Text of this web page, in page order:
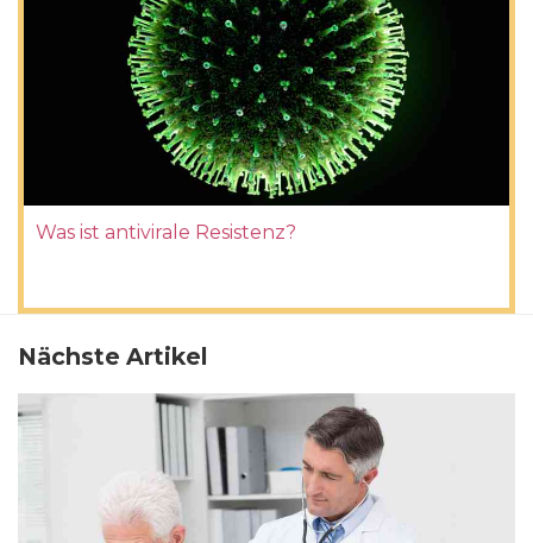
Was ist antivirale Resistenz?
Nächste Artikel